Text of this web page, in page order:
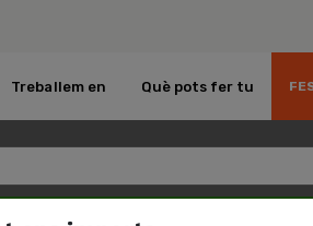
Treballem en Què pots fer tu